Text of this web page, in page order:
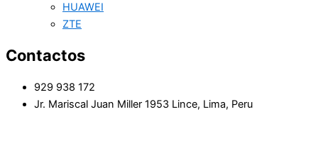
HUAWEI
ZTE
Contactos
929 938 172
Jr. Mariscal Juan Miller 1953 Lince, Lima, Peru